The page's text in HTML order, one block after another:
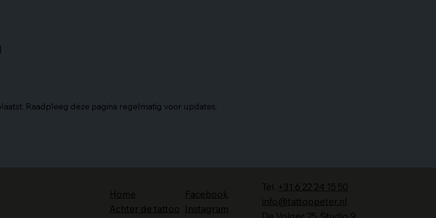
Raadpleeg deze pagina regelmatig voor updates.
Home
Achter de tattoo
Facebook
Instagram
Tel. +31 6 22 24 15 50
info@tattoopeter.nl